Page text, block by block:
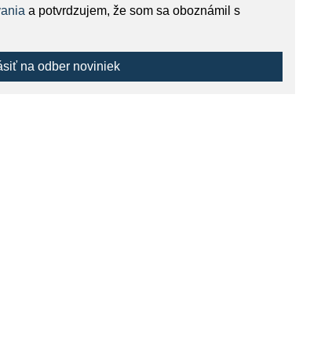
a potvrdzujem, že som sa oboznámil s
na odber noviniek